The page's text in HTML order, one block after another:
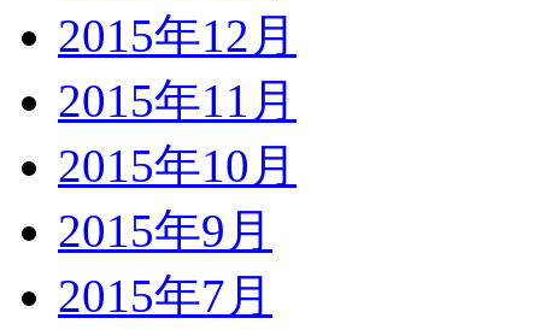
2015年12月
2015年11月
2015年10月
2015年9月
2015年7月